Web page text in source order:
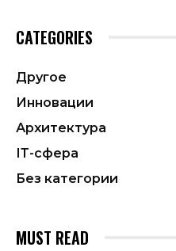
CATEGORIES
Другое
Инновации
Архитектура
ІТ-сфера
Без категории
MUST READ